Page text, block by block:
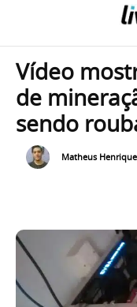
Vídeo
de
sendo
Matheus Henrique